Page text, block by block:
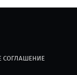
СОГЛАШЕНИЕ